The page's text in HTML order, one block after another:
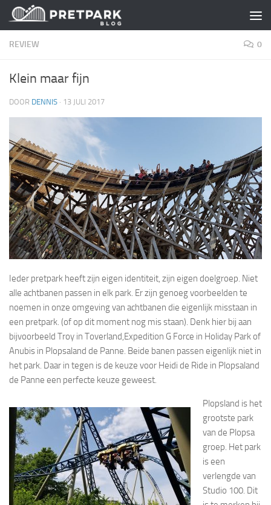
Skip to content
REVIEW 0
Klein maar fijn
DOOR DENNIS · 13 JULI 2017
Ieder pretpark heeft zijn eigen identiteit, zijn eigen doelgroep. Niet
alle achtbanen passen in elk park. Er zijn genoeg voorbeelden te
noemen in onze omgeving van achtbanen die eigenlijk misstaan in
een pretpark. (of op dit moment nog mis staan). Denk hier bij aan
bijvoorbeeld Troy in Toverland,Expedition G Force in Holiday Park of
Anubis in Plopsaland de Panne. Beide banen passen eigenlijk niet in
het park. Daar in tegen is de keuze voor Heidi de Ride in Plopsaland
de Panne een perfecte keuze geweest.
Plopsland is het
grootste park
van de Plopsa
groep. Het park
is een
verlengde van
Studio 100. Dit